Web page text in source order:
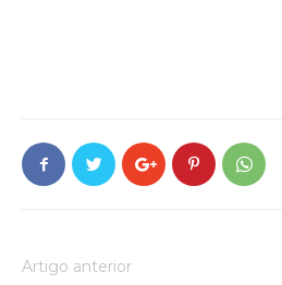
Artigo anterior